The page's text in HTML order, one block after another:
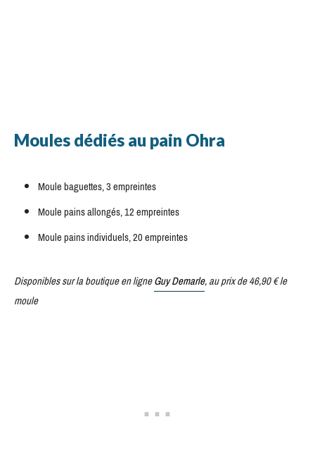
Moules dédiés au pain Ohra
Moule baguettes, 3 empreintes
Moule pains allongés, 12 empreintes
Moule pains individuels, 20 empreintes
Disponibles sur la boutique en ligneGuy Demarle, au prix de 46,90 € le
moule